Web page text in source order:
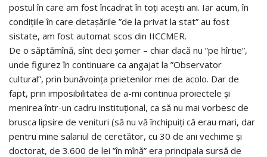
postul în care am fost încadrat în toți acești ani. Iar acum, în
condițiile în care detașările ”de la privat la stat” au fost
sistate, am fost automat scos din IICCMER.
De o săptămînă, sînt deci șomer – chiar dacă nu ”pe hîrtie”,
unde figurez în continuare ca angajat la ”Observator
cultural”, prin bunăvoința prietenilor mei de acolo. Dar de
fapt, prin imposibilitatea de a-mi continua proiectele și
menirea într-un cadru instituțional, ca să nu mai vorbesc de
brusca lipsire de venituri (să nu vă închipuiți că erau mari, dar
pentru mine salariul de ceretător, cu 30 de ani vechime și
doctorat, de 3.600 de lei ”în mînă” era principala sursă de